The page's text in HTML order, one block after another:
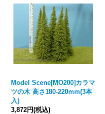
Model Scene[MO200]カラマ
ツの木 高さ180-220mm(3本
入)
3,872円(税込)